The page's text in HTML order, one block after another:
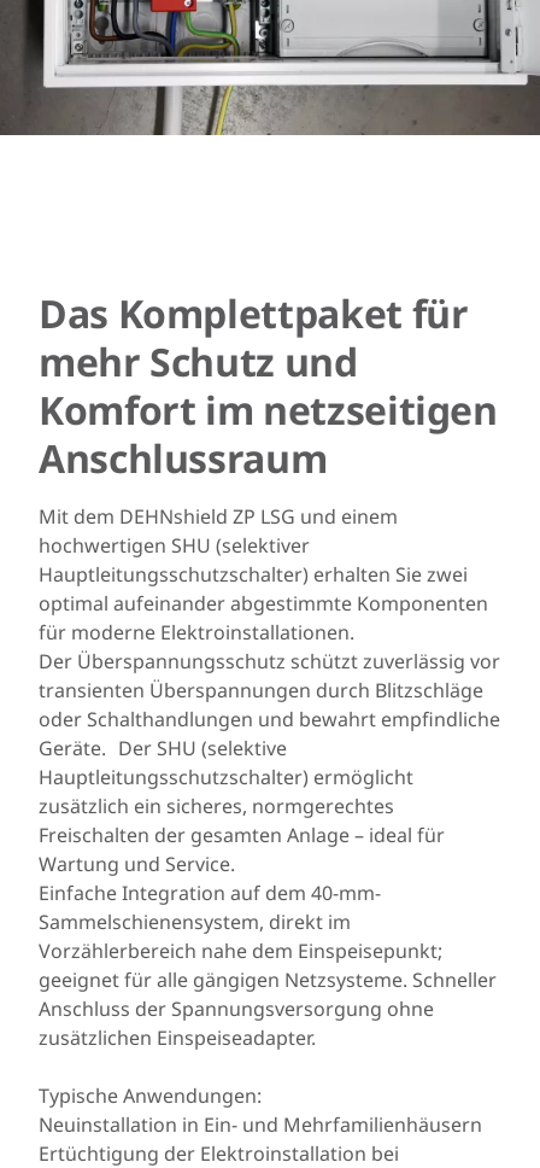
Das Komplettpaket für
mehr Schutz und
Komfort im netzseitigen
Anschlussraum
Mit dem DEHNshield ZP LSG und einem
hochwertigen SHU (selektiver
Hauptleitungsschutzschalter) erhalten Sie zwei
optimal aufeinander abgestimmte Komponenten
für moderne Elektroinstallationen.
Der Überspannungsschutz schützt zuverlässig vor
transienten Überspannungen durch Blitzschläge
oder Schalthandlungen und bewahrt empfindliche
Geräte. Der SHU (selektive
Hauptleitungsschutzschalter) ermöglicht
zusätzlich ein sicheres, normgerechtes
Freischalten der gesamten Anlage – ideal für
Wartung und Service.
Einfache Integration auf dem 40-mm-
Sammelschienensystem, direkt im
Vorzählerbereich nahe dem Einspeisepunkt;
geeignet für alle gängigen Netzsysteme. Schneller
Anschluss der Spannungsversorgung ohne
zusätzlichen Einspeiseadapter.
Typische Anwendungen:
Neuinstallation in Ein- und Mehrfamilienhäusern
Ertüchtigung der Elektroinstallation bei